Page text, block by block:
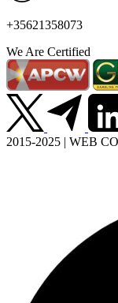
+35621358073
We Are Certified
2015-2025 | WEB